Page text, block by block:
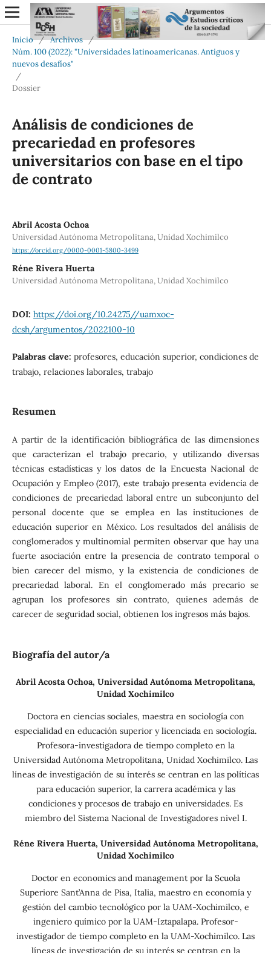
Inicio / Archivos /
Núm. 100 (2022): "Universidades latinoamericanas. Antiguos y
nuevos desafíos"
/
Dossier
Análisis de condiciones de
precariedad en profesores
universitarios con base en el tipo
de contrato
Abril Acosta Ochoa
Universidad Autónoma Metropolitana, Unidad Xochimilco
https://orcid.org/0000-0001-5800-3499
Réne Rivera Huerta
Universidad Autónoma Metropolitana, Unidad Xochimilco
DOI: https://doi.org/10.24275//uamxoc-
dcsh/argumentos/2022100-10
Palabras clave: profesores, educación superior, condiciones de
trabajo, relaciones laborales, trabajo
Resumen
A partir de la identificación bibliográfica de las dimensiones
que caracterizan el trabajo preca­rio, y utilizando diversas
técnicas estadísticas y los datos de la Encuesta Nacional de
Ocupa­ción y Empleo (2017), este trabajo presenta evidencia de
condiciones de precariedad laboral entre un subconjunto del
personal docente que se emplea en las instituciones de
educación superior en México. Los resultados del análisis de
conglomerados y multinomial permiten observar que hay una
fuerte asociación entre la presencia de contrato temporal o
bien carecer del mismo, y la existencia de condiciones de
precariedad laboral. En el conglomerado más precario se
agrupan los profesores sin contrato, quienes además de
carecer de seguridad social, obtienen los ingresos más bajos.
Biografía del autor/a
Abril Acosta Ochoa, Universidad Autónoma Metropolitana,
Unidad Xochimilco
Doctora en ciencias sociales, maestra en sociología con
especialidad en educación superior y licenciada en sociología.
Profesora-investigadora de tiempo completo en la
Universidad Autónoma Metropolitana, Unidad Xochimilco. Las
líneas de investigación de su interés se centran en las políticas
para educación superior, la carrera académica y las
condiciones y procesos de trabajo en universidades. Es
miembro del Sistema Nacional de Investigadores nivel I.
Réne Rivera Huerta, Universidad Autónoma Metropolitana,
Unidad Xochimilco
Doctor en economics and management por la Scuola
Superiore Sant’Anna de Pisa, Italia, maestro en economía y
gestión del cambio tecnológico por la UAM-Xochimilco, e
ingeniero químico por la UAM-Iztapalapa. Profesor-
investigador de tiempo completo en la UAM-Xochimilco. Las